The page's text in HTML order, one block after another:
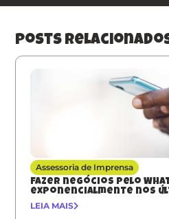
posts
Assessoria de Imprensa
Fazer negócios pelo
exponencialmente nos
LEIA MAIS